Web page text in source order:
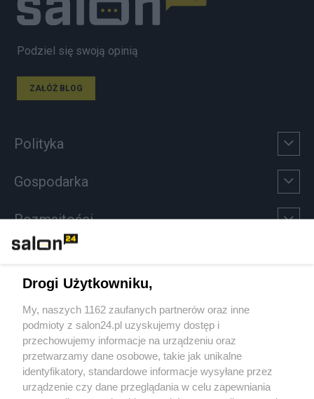
Podziel się swoją opinią
ZAŁÓŻ BLOG
Polityka
Gospodarka
Rozmaitości
Sport
Społeczeństwo
Kultura
Drogi Użytkowniku,
My, naszych 1162 zaufanych partnerów oraz inne
podmioty z salon24.pl uzyskujemy dostęp i
przechowujemy informacje na urządzeniu oraz
przetwarzamy dane osobowe, takie jak unikalne
identyfikatory, standardowe informacje wysyłane przez
urządzenie czy dane przeglądania w celu zapewniania